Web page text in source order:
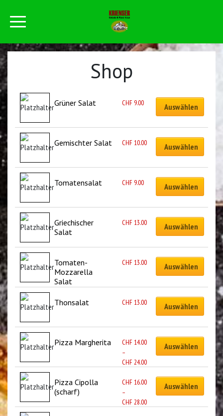
Shop
Grüner Salat CHF 9.00 Auswählen
Gemischter Salat CHF 10.00 Auswählen
Tomatensalat CHF 9.00 Auswählen
Griechischer
Salat
CHF 13.00 Auswählen
Tomaten-
Mozzarella
Salat
CHF 13.00 Auswählen
Thonsalat CHF 13.00 Auswählen
Pizza Margherita CHF 14.00
–
CHF24.00
Auswählen
Pizza Cipolla
(scharf)
CHF 16.00
–
CHF28.00
Auswählen